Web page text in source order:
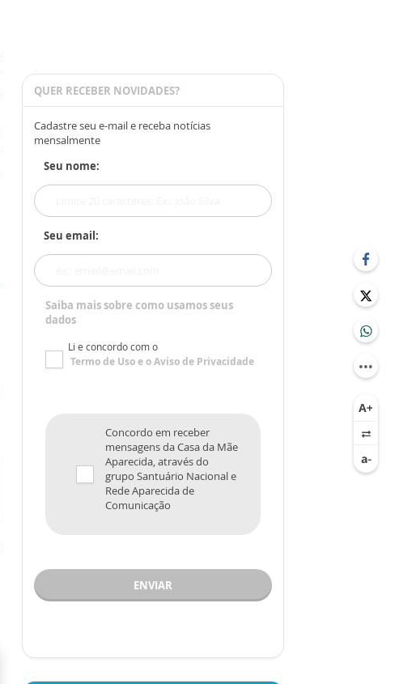
QUER RECEBER NOVIDADES?
Cadastre seu e-mail e receba notícias
mensalmente
Seu nome:
Seu email:
Saiba mais sobre como usamos seus
dados
Li e concordo com o
Termo de Usoe oAviso de Privacidade
Concordo em receber
mensagens da Casa da Mãe
Aparecida, através do
grupo Santuário Nacional e
Rede Aparecida de
Comunicação
ENVIAR